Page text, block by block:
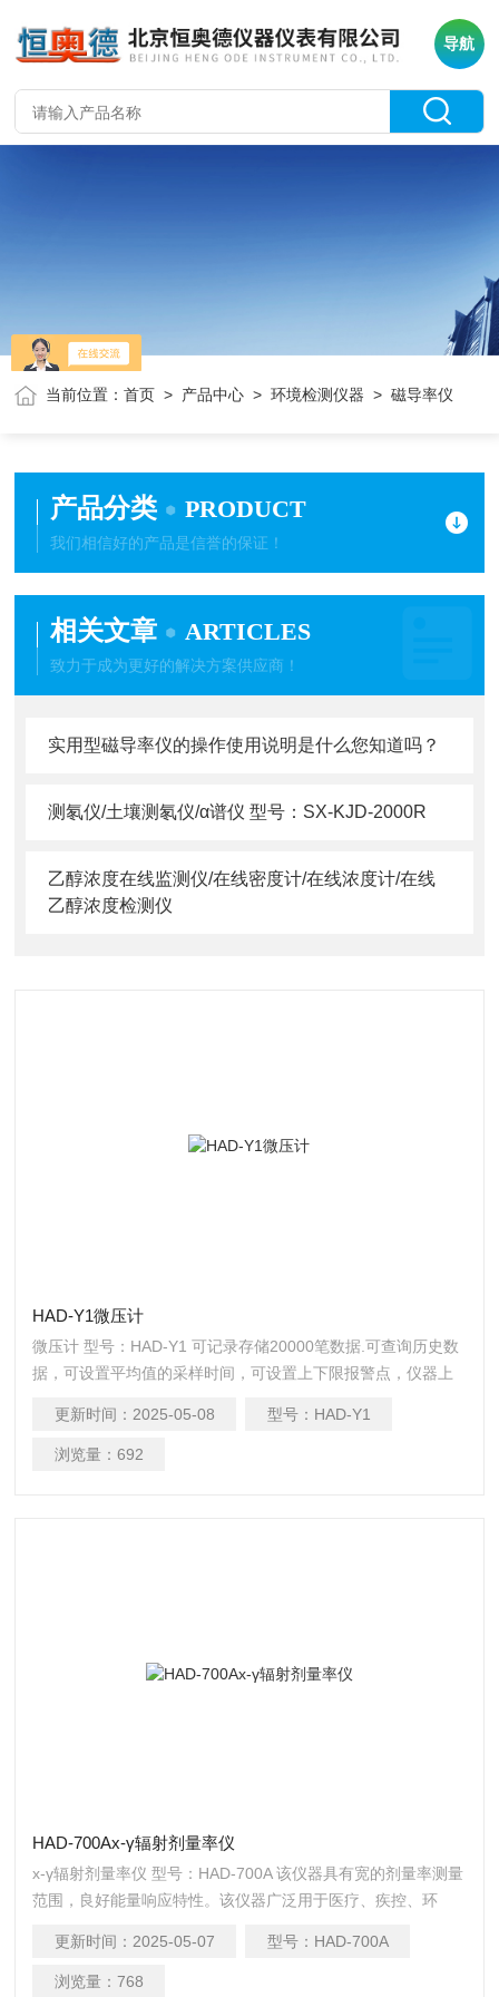
导航
当前位置：首页 > 产品中心 >环境检测仪器 > 磁导率仪
产品分类 PRODUCT
我们相信好的产品是信誉的保证！
相关文章 ARTICLES
致力于成为更好的解决方案供应商！
实用型磁导率仪的操作使​用说明是什么您知道吗？
测氡仪/土壤测氡仪/α谱仪 型号：SX-KJD-2000R
乙醇浓度在线监测仪/在线密度计/在线浓度计/在线
乙醇浓度检测仪
HAD-Y1微压计
微压计 型号：HAD-Y1 可记录存储20000笔数据.可查询历史数
据，可设置平均值的采样时间，可设置上下限报警点，仪器上
记录带时间和日期标识的数据。
更新时间： 2025-05-08 型号： HAD-Y1
浏览量： 692
HAD-700Aх-γ辐射剂量率仪
х-γ辐射剂量率仪 型号：HAD-700A 该仪器具有宽的剂量率测量
范围，良好能量响应特性。该仪器广泛用于医疗、疾控、环
射加工、矿山等多种需进行辐射环境与辐射防护检测的场合。
更新时间： 2025-05-07 型号： HAD-700A
浏览量： 768